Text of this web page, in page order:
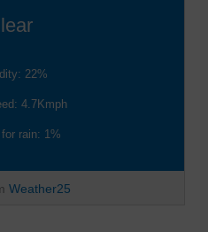
22%
4.7Kmph
rain: 1%
Weather25